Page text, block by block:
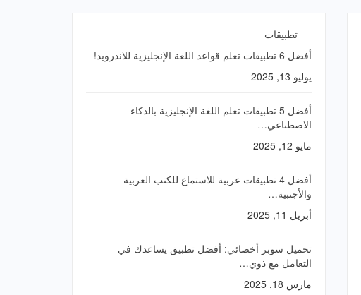
تطبيقات
أفضل 6 تطبيقات تعلم قواعد اللغة الإنجليزية للاندرويد!
يوليو 13, 2025
أفضل 5 تطبيقات تعلم اللغة الإنجليزية بالذكاء
الاصطناعي…
مايو 12, 2025
أفضل 4 تطبيقات عربية للاستماع للكتب العربية
والأجنبية…
أبريل 11, 2025
تحميل سوبر أخصائي: أفضل تطبيق يساعدك في
التعامل مع ذوي…
مارس 18, 2025